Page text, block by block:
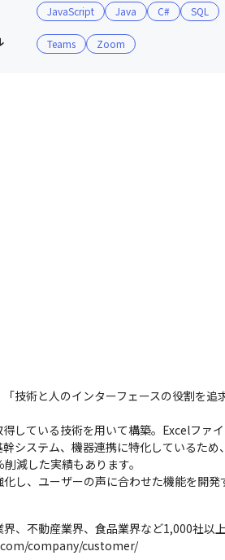
JavaScript Java C# SQL
Teams Zoom
技術と人のインターフェースの役割を
得している技術を用いて構築。Excelフ
システム、機器連携に特化しているた
減した実績もあります。
し、ユーザーの声に合わせた機能を開発
、不動産業界、食品業界など1,000社以上
company/customer/